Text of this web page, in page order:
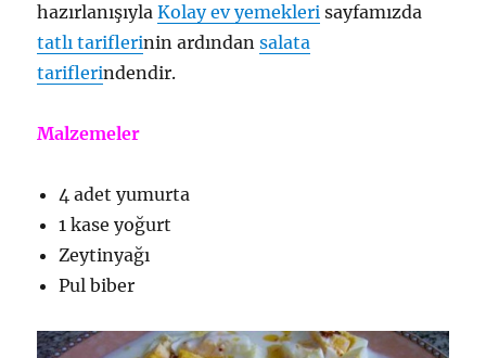
hazırlanışıylaKolay ev yemekleri sayfamızda
tatlı tariflerinin ardındansalata
tariflerindendir.
Malzemeler
4 adet yumurta
1 kase yoğurt
Zeytinyağı
Pul biber